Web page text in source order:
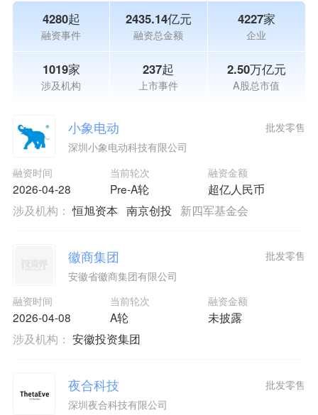
4280起
融资事件
2435.14亿元
融资总金额
4227家
企业
1019家
涉及机构
237起
上市事件
2.50万亿元
A股总市值
小象电动
深圳小象电动科技有限公司
融资时间
2026-04-28
当前轮次
Pre-A轮
融资金额
超亿人民币
批发零售
涉及机构：恒旭资本 南京创投 新四军基金会
徽商集团
安徽省徽商集团有限公司
融资时间
2026-04-08
当前轮次
A轮
融资金额
未披露
批发零售
涉及机构： 安徽投资集团
夜合科技
深圳夜合科技有限公司
批发零售